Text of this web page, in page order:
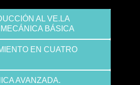
AL VE.LA
BÁSICA
EN CUATRO
AVANZADA.